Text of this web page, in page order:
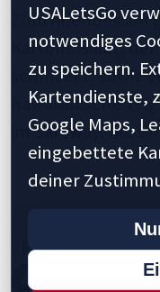
Zum
Kartoffelsalat,
schmeckt, sowie
hawaiianische
im Safeway. Die
Previous 1 2
40
55
USALetsGo
notwendiges
zu speichern.
Kartendienste,
Google Maps,
eingebettete
deiner